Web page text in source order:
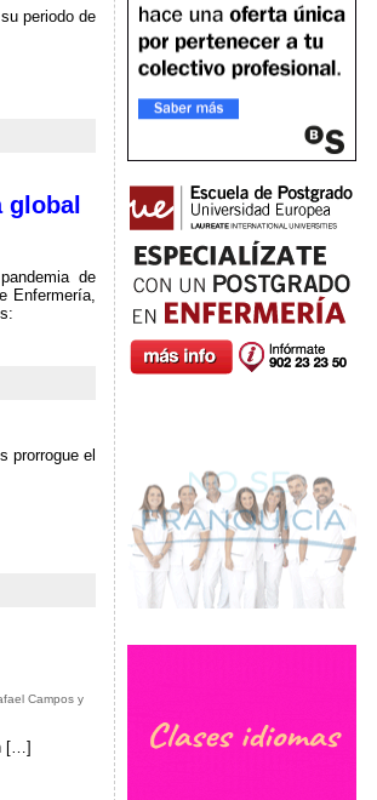
periodo de
global
de
Enfermería,
prorrogue el
Campos y
[…]